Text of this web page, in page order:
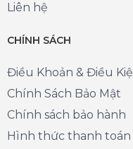
Liên hệ
CHÍNH SÁCH
Điều Khoản & Điều
Chính Sách Bảo Mật
Chính sách bảo hành
Hình thức thanh toán